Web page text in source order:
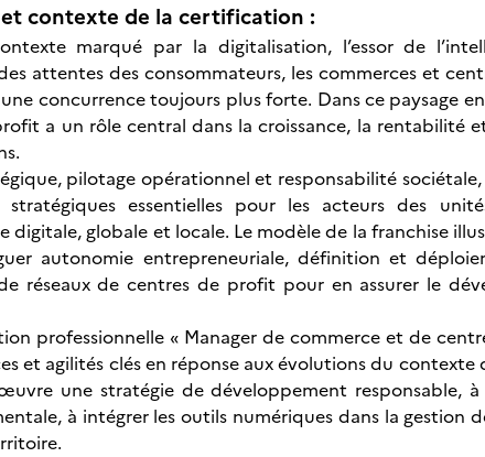
contexte de la certification :
marqué par la digitalisation, l’essor de
attentes des consommateurs, les commerces et
concurrence toujours plus forte. Dans ce paysage
a un rôle central dans la croissance, la rentabilité
pilotage opérationnel et responsabilité
stratégiques essentielles pour les acteurs des
digitale, globale et locale. Le modèle de la franchise
autonomie entrepreneuriale, définition et
réseaux de centres de profit pour en assurer le
professionnelle « Manager de commerce et de
et agilités clés en réponse aux évolutions du
une stratégie de développement responsable,
à intégrer les outils numériques dans la gestion